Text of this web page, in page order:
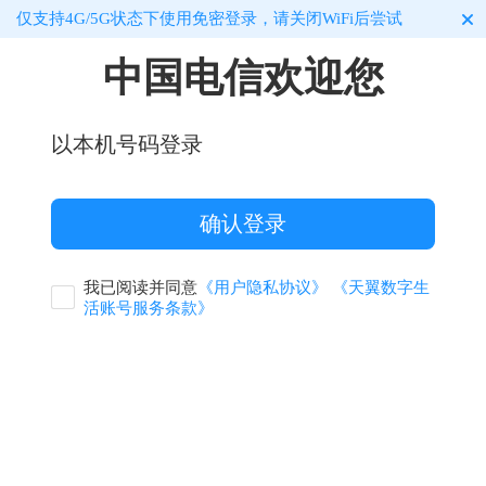
仅支持4G/5G状态下使用免密登录，请关闭WiFi后尝试
中国电信欢迎您
以本机号码登录
我已阅读并同意《用户隐私协议》
《天翼数字生
活账号服务条款》